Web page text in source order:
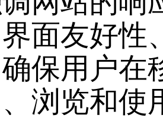
面友好性
保用户在
浏览和使